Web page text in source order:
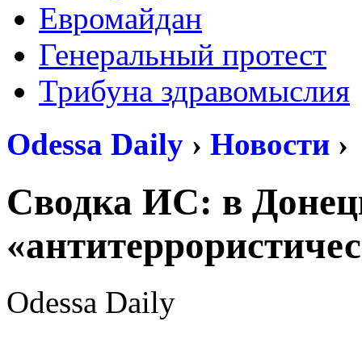
Евромайдан
Генеральный протест
Трибуна здравомыслия
Odessa Daily › Новости ›
Сводка ИС: в
Odessa Daily